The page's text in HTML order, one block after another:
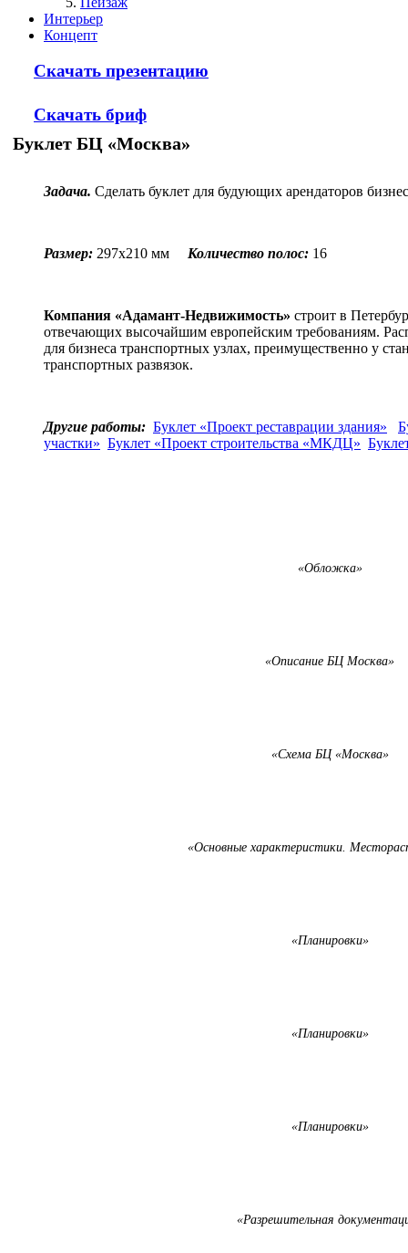
Интерьер
Концепт
Скачать презентацию
Скачать бриф
Буклет БЦ «Москва»
Задача. Сделать буклет для будующих арендаторов
Размер: 297х210 мм Количество полос: 16
Компания «Адамант-Недвижимость» строит в
отвечающих высочайшим европейским требованиям.
для бизнеса транспортных узлах, преимущественно у
транспортных развязок.
Другие работы: Буклет «Проект реставрации здания»
участки» Буклет «Проект строительства «МКДЦ»
«Обложка»
«Описание БЦ Москва»
«Схема БЦ «Москва»
«Основные характеристики.
«Планировки»
«Планировки»
«Планировки»
«Разрешительная